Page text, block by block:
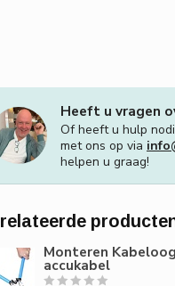
Heeft u vragen
Of heeft u hulp
met ons op via
helpen u graag!
Monteren
accukabel